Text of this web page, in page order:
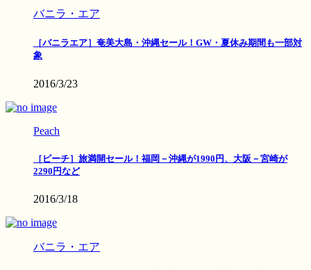
バニラ・エア
［バニラエア］奄美大島・沖縄セール！GW・夏休み期間も一部対
象
2016/3/23
Peach
［ピーチ］旅満開セール！福岡－沖縄が1990円、大阪－宮崎が
2290円など
2016/3/18
バニラ・エア